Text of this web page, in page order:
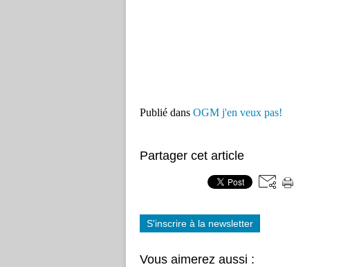
Publié dans OGM j'en veux pas!
Partager cet article
S'inscrire à la newsletter
Vous aimerez aussi :